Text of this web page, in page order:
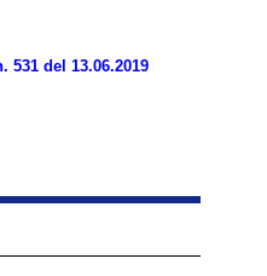
531 del 13.06.2019